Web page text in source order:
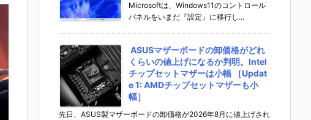
Microsoftは、Windows11のコントロール
パネルをいまだ『設定』に移行し...
ASUSマザーボードの卸価格がどれ
くらいの値上げになるか判明。Intel
チップセットマザーは小幅 ［Updat
e 1: AMDチップセットマザーも小
幅］
先日、ASUS製マザーボードの卸価格が2026年8月に値上げされ